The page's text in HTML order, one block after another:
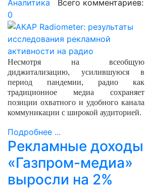
Аналитика Всего комментариев:
0
Несмотря на всеобщую
диджитализацию, усилившуюся в
период пандемии, радио как
традиционное медиа сохраняет
позиции охватного и удобного канала
коммуникации с широкой аудиторией.
Подробнее ...
Рекламные доходы
«Газпром-медиа»
выросли на 2%